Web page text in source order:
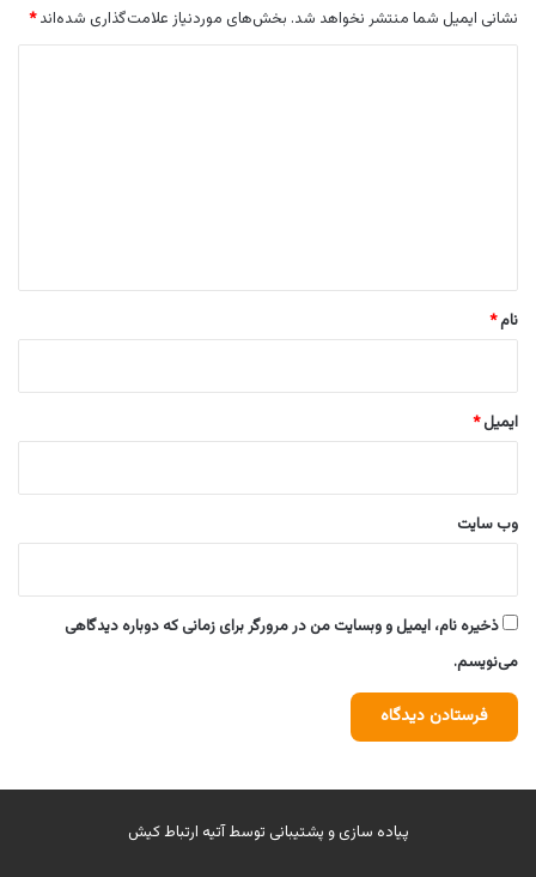
نشانی ایمیل شما منتشر نخواهد شد. بخش‌های موردنیاز علامت‌گذاری شده‌اند*
نام*
ایمیل*
وب‌ سایت
ذخیره نام، ایمیل و وبسایت من در مرورگر برای زمانی که دوباره دیدگاهی
می‌نویسم.
پیاده سازی و پشتیبانی توسطآتیه ارتباط کیش